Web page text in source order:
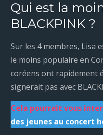
Qui est la
BLACKPINK ?
Sur les 4 membres, Lisa
le moins populaire en
coréens ont rapidement
signerait pas avec
Cela pourrait vous
des jeunes au concert